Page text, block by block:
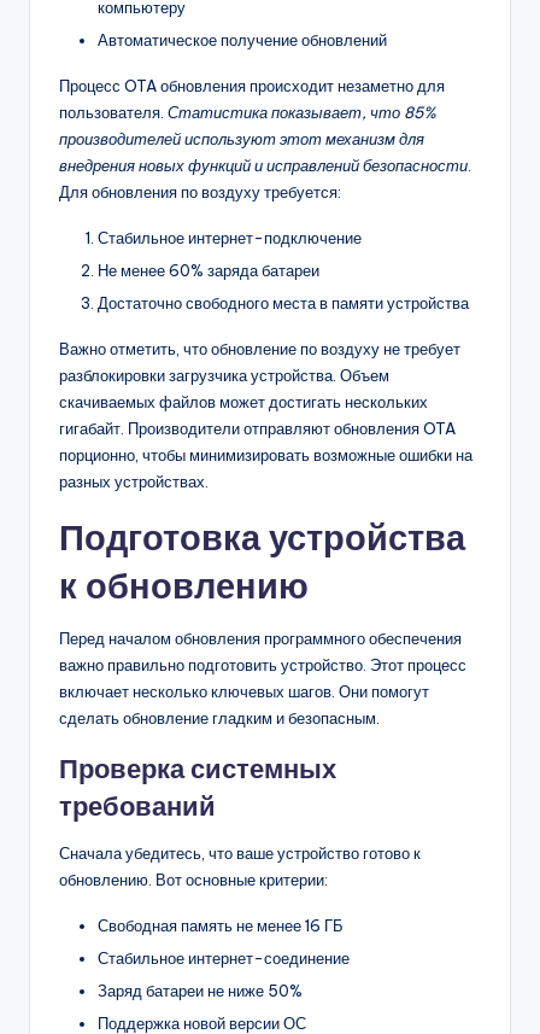
компьютеру
Автоматическое получение обновлений
Процесс OTA обновления происходит незаметно для
пользователя. Статистика показывает, что 85%
производителей используют этот механизм для
внедрения новых функций и исправлений безопасности
Для обновления по воздуху требуется:
Стабильное интернет-подключение
Не менее 60% заряда батареи
Достаточно свободного места в памяти устройства
Важно отметить, что обновление по воздуху не требует
разблокировки загрузчика устройства. Объем
скачиваемых файлов может достигать нескольких
гигабайт. Производители отправляют обновления OTA
порционно, чтобы минимизировать возможные ошибки на
разных устройствах.
Подготовка устройства
к обновлению
Перед началом обновления программного обеспечения
важно правильно подготовить устройство. Этот процесс
включает несколько ключевых шагов. Они помогут
сделать обновление гладким и безопасным.
Проверка системных
требований
Сначала убедитесь, что ваше устройство готово к
обновлению. Вот основные критерии:
Свободная память не менее 16 ГБ
Стабильное интернет-соединение
Заряд батареи не ниже 50%
Поддержка новой версии ОС